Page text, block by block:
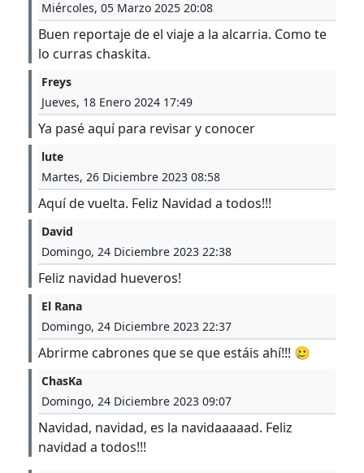
Miércoles, 05 Marzo 2025 20:08
Buen reportaje de el viaje a la alcarria. Como te
lo curras chaskita.
Freys
Jueves, 18 Enero 2024 17:49
Ya pasé aquí para revisar y conocer
lute
Martes, 26 Diciembre 2023 08:58
Aquí de vuelta. Feliz Navidad a todos!!!
David
Domingo, 24 Diciembre 2023 22:38
Feliz navidad hueveros!
El Rana
Domingo, 24 Diciembre 2023 22:37
Abrirme cabrones que se que estáis ahí!!! 🥲
ChasKa
Domingo, 24 Diciembre 2023 09:07
Navidad, navidad, es la navidaaaaad. Feliz
navidad a todos!!!